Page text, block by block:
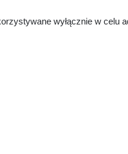
wyłącznie w celu